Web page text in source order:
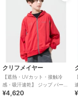
クリフメイヤー
【遮熱・UVカット・接触冷
感・吸汗速乾】 ジップ パーカ
ー 120cm～170cm
¥4,620